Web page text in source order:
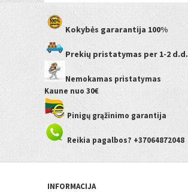
Kokybės gararantija 100%
Prekių pristatymas per 1-2 d.d.
Nemokamas pristatymas
Kaune nuo 30€
Pinigų grąžinimo garantija
Reikia pagalbos? +37064872048
INFORMACIJA